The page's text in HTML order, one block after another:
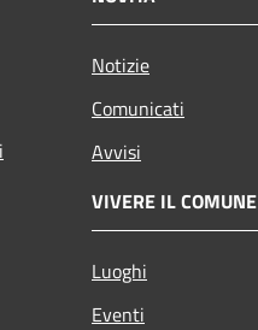
Notizie
Comunicati
Avvisi
VIVERE IL COMUNE
Luoghi
Eventi